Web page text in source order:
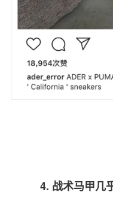
4. 战术马甲几